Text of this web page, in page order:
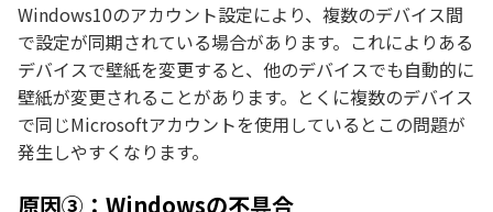
Windows10のアカウント設定により、複数のデバイス間
で設定が同期されている場合があります。これによりある
デバイスで壁紙を変更すると、他のデバイスでも自動的に
壁紙が変更されることがあります。とくに複数のデバイス
で同じMicrosoftアカウントを使用しているとこの問題が
発生しやすくなります。
原因③：Windowsの不具合